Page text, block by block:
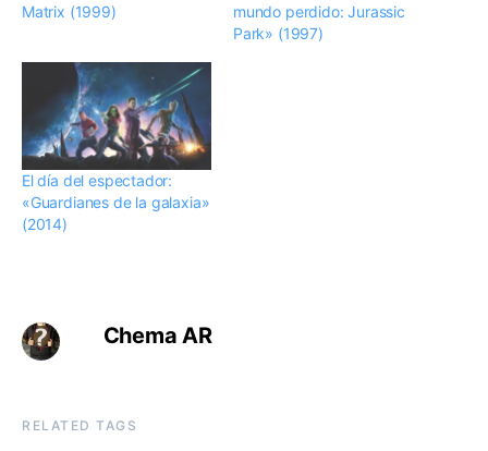
Matrix (1999)
mundo perdido: Jurassic
Park» (1997)
El día del espectador:
«Guardianes de la galaxia»
(2014)
Chema AR
RELATED TAGS